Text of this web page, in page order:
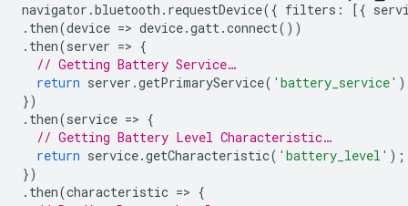
navigator .bluetooth . requestDevice({ filters : [{
. then(device => device.gatt.connect())
. then(server => {
// Getting Battery Service…
return server .getPrimaryService( 'battery_service'
})
. then(service => {
// Getting Battery Level Characteristic…
return service.getCharacteristic( 'battery_level' );
})
. then(characteristic => {